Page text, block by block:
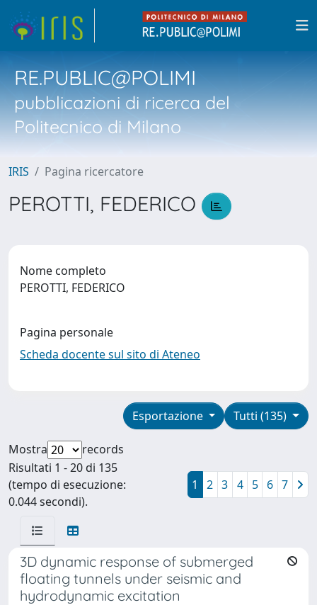
RE.PUBLIC@POLIMI
pubblicazioni di ricerca del
Politecnico di Milano
IRIS Pagina ricercatore
PEROTTI, FEDERICO
Nome completo
PEROTTI, FEDERICO
Pagina personale
Scheda docente sul sito di Ateneo
Tutti (135)
Esportazione
Mostra
records
Risultati 1 - 20 di 135
(tempo di esecuzione:
0.044 secondi).
1 2 3 4 5 6 7
3D dynamic response of submerged
floating tunnels under seismic and
hydrodynamic excitation